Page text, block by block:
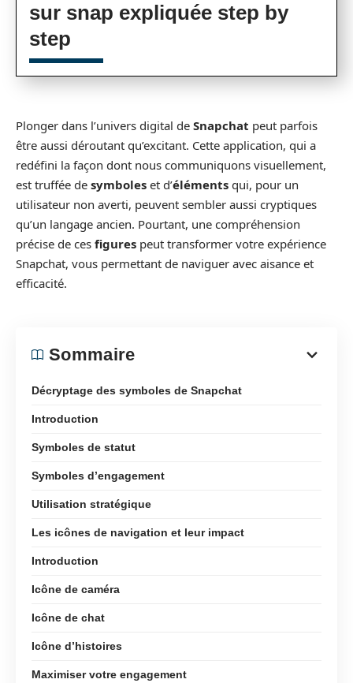
sur snap expliquée step by
step
Plonger dans l’univers digital de Snapchat peut parfois
être aussi déroutant qu’excitant. Cette application, qui a
redéfini la façon dont nous communiquons visuellement,
est truffée de symboles et d’éléments qui, pour un
utilisateur non averti, peuvent sembler aussi cryptiques
qu’un langage ancien. Pourtant, une compréhension
précise de ces figures peut transformer votre expérience
Snapchat, vous permettant de naviguer avec aisance et
efficacité.
Sommaire
Décryptage des symboles de Snapchat
Introduction
Symboles de statut
Symboles d’engagement
Utilisation stratégique
Les icônes de navigation et leur impact
Introduction
Icône de caméra
Icône de chat
Icône d’histoires
Maximiser votre engagement